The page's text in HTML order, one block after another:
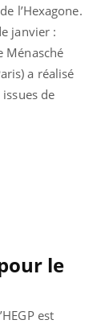
l’Hexagone.
janvier :
Ménasché
a réalisé
de
le
est